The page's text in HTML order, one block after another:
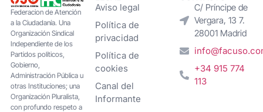
Federacion de Atención
a la Ciudadanía. Una
Organización Sindical
Independiente de los
Partidos políticos,
Gobierno,
Administración Pública u
otras Instituciones; una
Organización Pluralista,
con profundo respeto a
Aviso legal
Política de
privacidad
Política de
cookies
Canal del
Informante
C/ Príncipe de
Vergara, 13 7.
28001 Madrid
+34 915 774
113